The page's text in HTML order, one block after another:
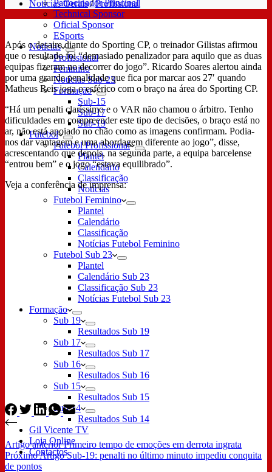
Patrocinador Principal
Technical Sponsor
Oficial Sponsor
ESports
Notícias
Profissional
Feminino
Notícias Sub-23
Formação
Sub-15
Sub-17
Sub-19
Futebol
Futebol Profissional
Plantel
Calendário
Classificação
Notícias
Futebol Feminino
Plantel
Calendário
Classificação
Notícias Futebol Feminino
Futebol Sub 23
Plantel
Calendário Sub 23
Classificação Sub 23
Notícias Futebol Sub 23
Formação
Sub 19
Resultados Sub 19
Sub 17
Resultados Sub 17
Sub 16
Resultados Sub 16
Sub 15
Resultados Sub 15
Sub 14
Resultados Sub 14
Gil Vicente TV
Loja Online
Contactos
Notícias Gerais/Profissional
Após o desaire diante do Sporting CP, o treinador Gilistas afirmou
que o resultado foi “demasiado penalizador para aquilo que as duas
equipas fizeram no decorrer do jogo”. Ricardo Soares alertou ainda
por uma grande penalidade que fica por marcar aos 27′ quando
Matheus Reis joga o esférico com o braço na área do Sporting CP.
“Há um penalti claríssimo e o VAR não chamou o árbitro. Tenho
dificuldades em compreender este tipo de decisões, o braço está no
ar, não está apoiado no chão como as imagens confirmam. Podia-
nos dar vantagem e uma abordagem diferente ao jogo”, disse,
acrescentando que depois, na segunda parte, a equipa barcelense
“entrou bem” e o jogo “estava equilibrado”.
Veja a conferência de imprensa:
ArtigoanteriorPrimeiro tempo de emoções em derrota ingrata
PróximoArtigo Sub-19: penalti no último minuto impediu conquita
de pontos